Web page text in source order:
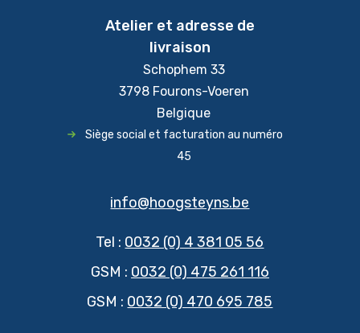
Atelier et adresse de
livraison
Schophem 33
3798 Fourons-Voeren
Belgique
Siège social et facturation au numéro
45
info@hoogsteyns.be
Tel : 0032 (0) 4 381 05 56
GSM : 0032 (0) 475 261 116
GSM : 0032 (0) 470 695 785